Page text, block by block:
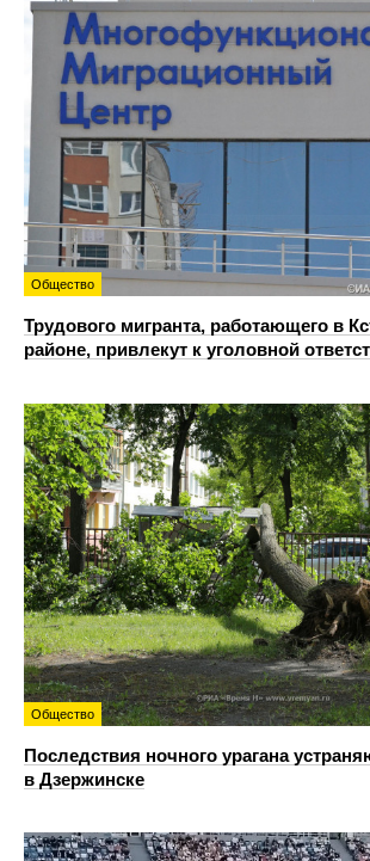
Общество
Трудового мигранта, работающего в
районе, привлекут к уголовной
Общество
Последствия ночного урагана
в Дзержинске